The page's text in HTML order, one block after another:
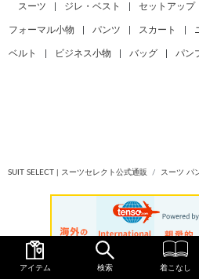
スーツ ジレ・ベスト セットアップ
フォーマル小物 パンツ スカート
ベルト ビジネス小物 バッグ パン
SUIT SELECT | スーツセレクト公式通販 スーツ パ
アイテム 検索 着こなし